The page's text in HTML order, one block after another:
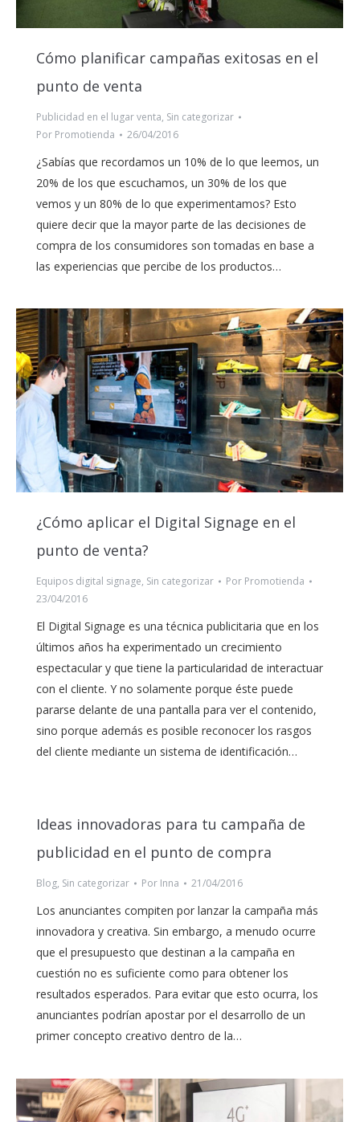
Cómo planificar campañas exitosas en el
punto de venta
Publicidad en el lugar venta, Sin categorizar
Por Promotienda 26/04/2016
¿Sabías que recordamos un 10% de lo que leemos, un
20% de los que escuchamos, un 30% de los que
vemos y un 80% de lo que experimentamos? Esto
quiere decir que la mayor parte de las decisiones de
compra de los consumidores son tomadas en base a
las experiencias que percibe de los productos…
¿Cómo aplicar el Digital Signage en el
punto de venta?
Equipos digital signage, Sin categorizar Por Promotienda
23/04/2016
El Digital Signage es una técnica publicitaria que en los
últimos años ha experimentado un crecimiento
espectacular y que tiene la particularidad de interactuar
con el cliente. Y no solamente porque éste puede
pararse delante de una pantalla para ver el contenido,
sino porque además es posible reconocer los rasgos
del cliente mediante un sistema de identificación…
Ideas innovadoras para tu campaña de
publicidad en el punto de compra
Blog, Sin categorizar Por Inna 21/04/2016
Los anunciantes compiten por lanzar la campaña más
innovadora y creativa. Sin embargo, a menudo ocurre
que el presupuesto que destinan a la campaña en
cuestión no es suficiente como para obtener los
resultados esperados. Para evitar que esto ocurra, los
anunciantes podrían apostar por el desarrollo de un
primer concepto creativo dentro de la…